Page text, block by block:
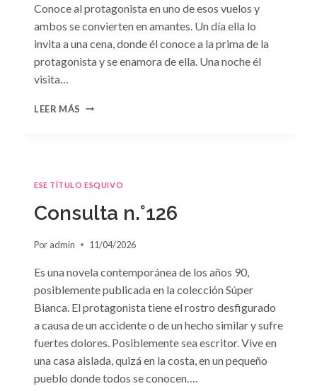
Conoce al protagonista en uno de esos vuelos y
ambos se convierten en amantes. Un día ella lo
invita a una cena, donde él conoce a la prima de la
protagonista y se enamora de ella. Una noche él
visita…
LEER MÁS CONSULTA
ESE TÍTULO ESQUIVO
Consulta n.°126
Por admin 11/04/2026
Es una novela contemporánea de los años 90,
posiblemente publicada en la colección Súper
Bianca. El protagonista tiene el rostro desfigurado
a causa de un accidente o de un hecho similar y sufre
fuertes dolores. Posiblemente sea escritor. Vive en
una casa aislada, quizá en la costa, en un pequeño
pueblo donde todos se conocen….